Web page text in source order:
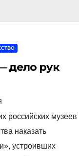
дело рук
российских музеев
наказать
устроивших